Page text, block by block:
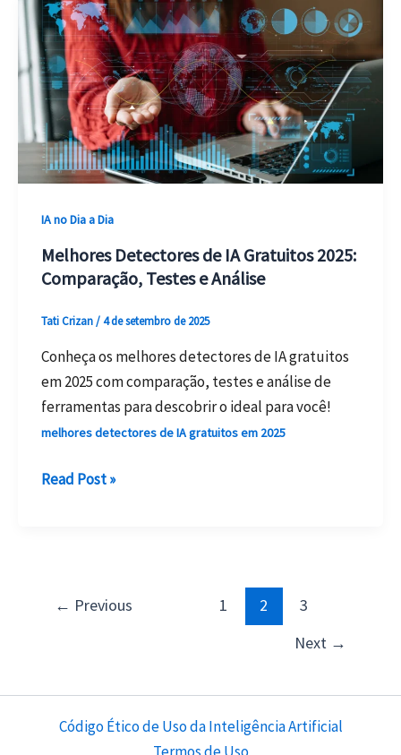
Ajudar
o
Professor
a
Planejar
Aulas
Mais
Rápido
e
o
Aprendizado
IA no Dia a Dia
Melhores Detectores de IA Gratuitos 2025:
Comparação, Testes e Análise
Tati Crizan/4 de setembro de 2025
Conheça os melhores detectores de IA gratuitos
em 2025 com comparação, testes e análise de
ferramentas para descobrir o ideal para você!
melhores detectores de IA gratuitos em 2025
Melhores
2025:
Read Post »
← Previous 1 2
3
Next →
Código Ético de Uso da Inteligência Artificial